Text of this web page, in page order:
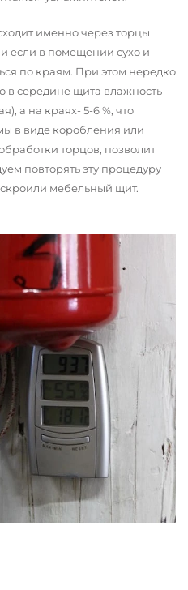
именно через торцы
если в помещении сухо и
по краям. При этом нередко
в середине щита влажность
а на краях- 5-6 %, что
в виде коробления или
торцов, позволит
повторять эту процедуру
мебельный щит.